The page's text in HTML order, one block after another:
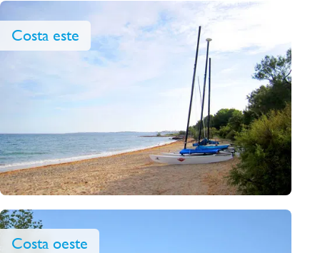
Costa este
Costa oeste